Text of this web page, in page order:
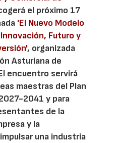
el próximo 17
'El Nuevo Modelo
Futuro y
, organizada
Asturiana de
encuentro servirá
maestras del Plan
2041 y para
de la
y la
una industria